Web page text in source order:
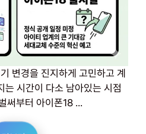
변경을 진지하게 고민하고 계
는 시간이 다소 남아있는 시점
써부터 아이폰18 ...